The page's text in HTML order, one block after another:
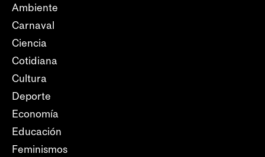
Ambiente
Carnaval
Ciencia
Cotidiana
Cultura
Deporte
Economía
Educación
Feminismos